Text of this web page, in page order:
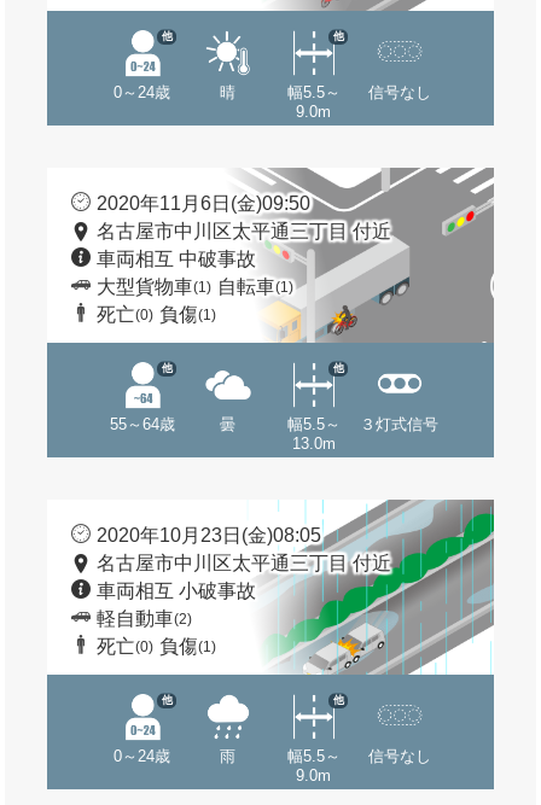
0～24歳
他
晴
幅5.5～
9.0m
他
信号なし
2020年11月6日(金)09:50
名古屋市中川区太平通三丁目 付近
車両相互 中破事故
大型貨物車(1) 自転車(1)
死亡(0) 負傷(1)
55～64歳
他
曇
幅5.5～
13.0m
他
３灯式信号
2020年10月23日(金)08:05
名古屋市中川区太平通三丁目 付近
車両相互 小破事故
軽自動車(2)
死亡(0) 負傷(1)
0～24歳
他
雨
幅5.5～
9.0m
他
信号なし